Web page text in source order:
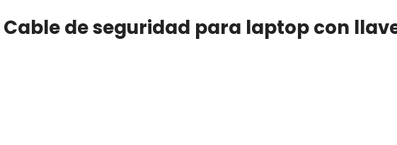
de seguridad para laptop con